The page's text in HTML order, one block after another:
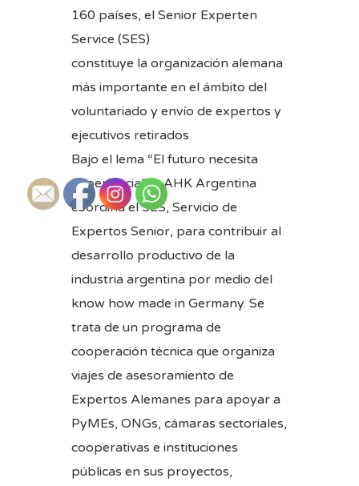
160 países, el Senior Experten
Service (SES)
constituye la organización alemana
más importante en el ámbito del
voluntariado y envío de expertos y
ejecutivos retirados
Bajo el lema “El futuro necesita
experiencia” la AHK Argentina
coordina el SES, Servicio de
Expertos Senior, para contribuir al
desarrollo productivo de la
industria argentina por medio del
know how made in Germany. Se
trata de un programa de
cooperación técnica que organiza
viajes de asesoramiento de
Expertos Alemanes para apoyar a
PyMEs, ONGs, cámaras sectoriales,
cooperativas e instituciones
públicas en sus proyectos,